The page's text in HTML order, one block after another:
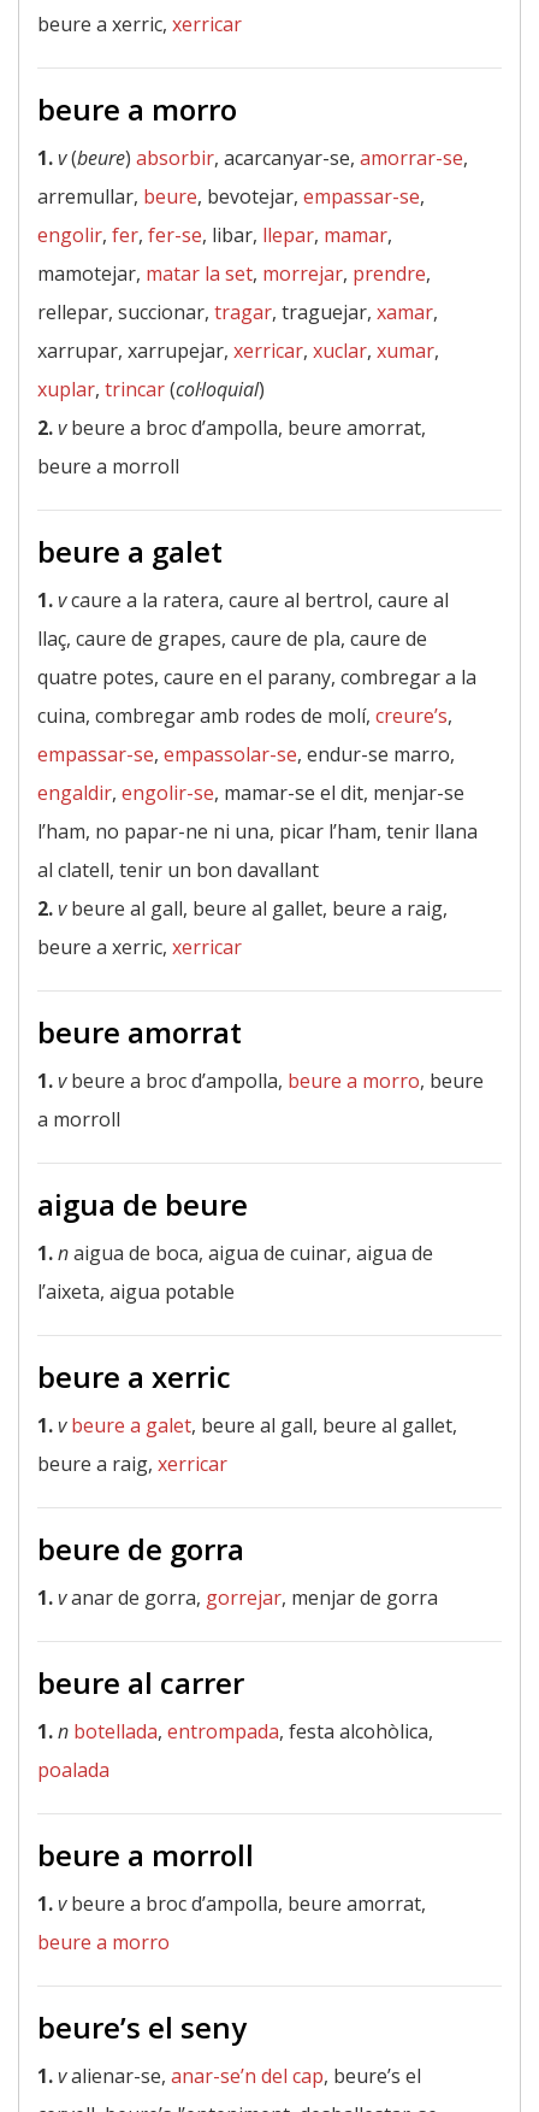
beure a xerric, xerricar
beure a morro
1.v(beure) absorbir, acarcanyar-se, amorrar-se,
arremullar, beure, bevotejar, empassar-se,
engolir, fer, fer-se, libar, llepar, mamar,
mamotejar, matar la set, morrejar, prendre,
rellepar, succionar, tragar, traguejar, xamar,
xarrupar, xarrupejar, xerricar, xuclar, xumar,
xuplar, trincar(col·loquial)
2.vbeure a broc d’ampolla, beure amorrat,
beure a morroll
beure a galet
1.vcaure a la ratera, caure al bertrol, caure al
llaç, caure de grapes, caure de pla, caure de
quatre potes, caure en el parany, combregar a la
cuina, combregar amb rodes de molí, creure’s,
empassar-se, empassolar-se, endur-se marro,
engaldir, engolir-se, mamar-se el dit, menjar-se
l’ham, no papar-ne ni una, picar l’ham, tenir llana
al clatell, tenir un bon davallant
2.vbeure al gall, beure al gallet, beure a raig,
beure a xerric, xerricar
beure amorrat
1.vbeure a broc d’ampolla, beure a morro, beure
a morroll
aigua de beure
1.naigua de boca, aigua de cuinar, aigua de
l’aixeta, aigua potable
beure a xerric
1.v beure a galet, beure al gall, beure al gallet,
beure a raig, xerricar
beure de gorra
1.vanar de gorra, gorrejar, menjar de gorra
beure al carrer
1.n botellada, entrompada, festa alcohòlica,
poalada
beure a morroll
1.vbeure a broc d’ampolla, beure amorrat,
beure a morro
beure’s el seny
1.valienar-se, anar-se’n del cap, beure’s el